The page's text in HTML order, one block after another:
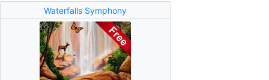
Waterfalls Symphony